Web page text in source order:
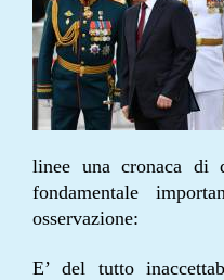
linee una cronaca di
fondamentale
osservazione:
E’ del tutto